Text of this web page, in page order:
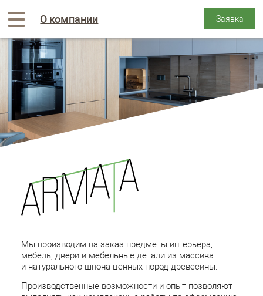
О компании
Мы производим на заказ предметы интерьера,
мебель, двери и мебельные детали из массива
и натурального шпона ценных пород древесины.
Производственные возможности и опыт позволяют